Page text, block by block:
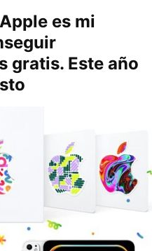
es mi
gratis. Este año